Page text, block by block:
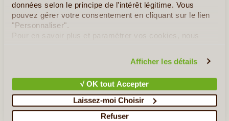
données selon le principe de l'intérêt légitime. Vous
pouvez gérer votre consentement en cliquant sur le lien
"Personnaliser".
Pour en savoir plus et paramétrer vos cookies, nous
Afficher les détails
√ OK tout Accepter
Laissez-moi Choisir
Refuser
Kranj
L'Hôtel de Ville. Rosary Church. Le Musée de la Gorenjska.
Rogaška Slatina
La soufflerie de verre. Il s'agit aussi d'une Célèbre station
thermale.La chaîne montagneuse de Macelj.